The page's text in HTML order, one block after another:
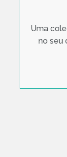
Uma
no seu